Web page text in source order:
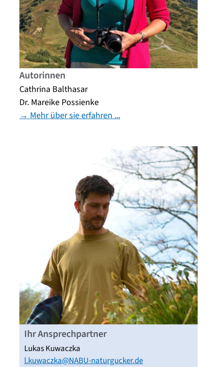
Autorinnen
Cathrina Balthasar
Dr. Mareike Possienke
→ Mehr über sie erfahren ...
Ihr Ansprechpartner
Lukas Kuwaczka
l.kuwaczka@NABU-naturgucker.de